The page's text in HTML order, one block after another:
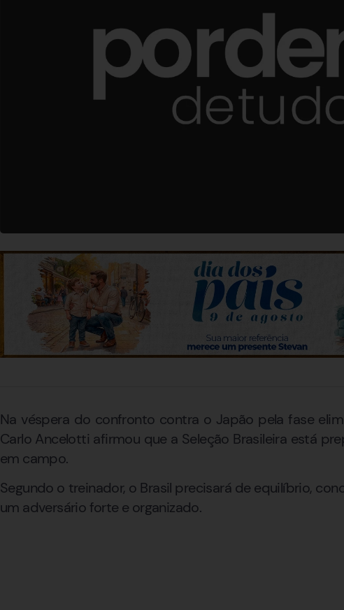
Na véspera do confronto contra o Japão pela fase
Carlo Ancelotti afirmou que a Seleção Brasileira está
em campo.
Segundo o treinador, o Brasil precisará de equilíbrio,
um adversário forte e organizado.